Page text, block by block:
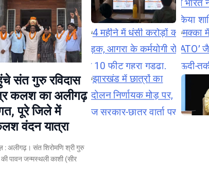
संत गुरु रविदास
कलश का अलीगढ़
पूरे जिले में
वंदन यात्रा
: अलीगढ़। संत शिरोमणि श्री गुरु
की पावन जन्मस्थली काशी (सीर